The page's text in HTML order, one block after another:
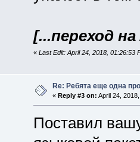
[...переход
« Last Edit: April 24, 2018, 01:26:53
Re: Ребята еще одна
« Reply #3 on: April 24,
Поставил